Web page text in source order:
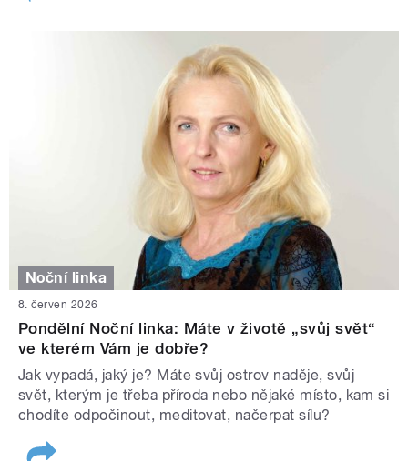
Noční linka
8. červen 2026
Pondělní Noční linka: Máte v životě „svůj svět“
ve kterém Vám je dobře?
Jak vypadá, jaký je? Máte svůj ostrov naděje, svůj
svět, kterým je třeba příroda nebo nějaké místo, kam si
chodíte odpočinout, meditovat, načerpat sílu?